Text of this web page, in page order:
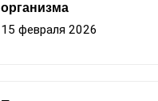
организма
15 февраля 2026